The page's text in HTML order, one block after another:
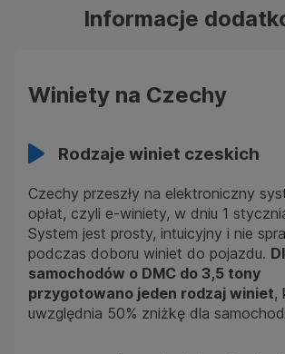
Informacje
Winiety na Czechy
Rodzaje winiet czeskich
Czechy przeszły na elektroniczny
opłat, czyli e-winiety, w dniu 1
System jest prosty, intuicyjny i nie
podczas doboru winiet do pojazdu.
samochodów o DMC do 3,5 tony
przygotowano jeden rodzaj winiet,
uwzględnia 50% zniżkę dla